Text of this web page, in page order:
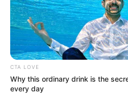
CTA LOVE
Why this ordinary drink is the
every day